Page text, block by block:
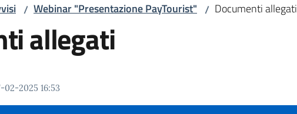
/ Webinar "Presentazione PayTourist" / Documenti allegati
allegati
02-2025 16:53